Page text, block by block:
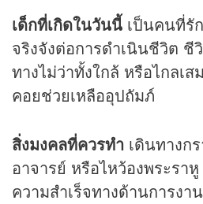
เด็กที่เกิดในวันนี้ เป็นคนที่รั
จริงจังต่อการดำเนินชีวิต ชี
ทางไม่ว่าทั้งใกล้ หรือไกลเ
คอยช่วยเหลืออุปถัมภ์
สิ่งมงคลที่ควรทำ เดินทางก
อาจารย์ หรือไหว้องพระรา
ความสำเร็จทางด้านการง